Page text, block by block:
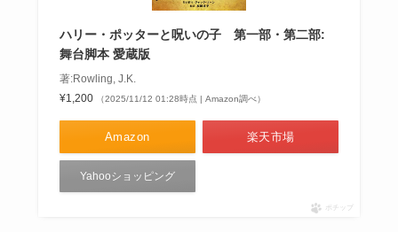
ハリー・ポッターと呪いの子 第一部・第二部:
舞台脚本 愛蔵版
著:Rowling, J.K.
¥1,200
（2025/11/12 01:28時点 | Amazon調べ）
Amazon 楽天市場
Yahooショッピング
ポチップ